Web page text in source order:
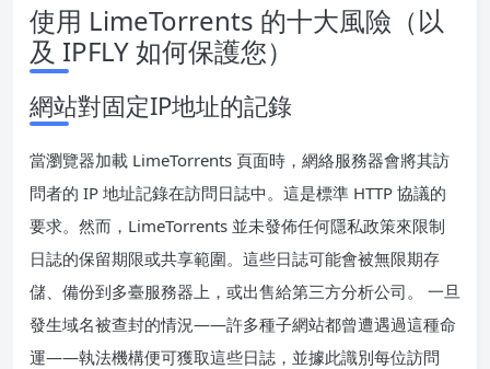
使用 LimeTorrents 的十大風險（以
及 IPFLY 如何保護您）
網站對固定IP地址的記錄
當瀏覽器加載 LimeTorrents 頁面時，網絡服務器會將其訪
問者的 IP 地址記錄在訪問日誌中。這是標準 HTTP 協議的
要求。然而，LimeTorrents 並未發佈任何隱私政策來限制
日誌的保留期限或共享範圍。這些日誌可能會被無限期存
儲、備份到多臺服務器上，或出售給第三方分析公司。 一旦
發生域名被查封的情況——許多種子網站都曾遭遇過這種命
運——執法機構便可獲取這些日誌，並據此識別每位訪問